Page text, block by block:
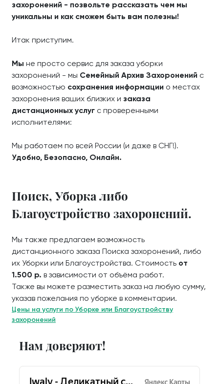
захоронений - позвольте рассказать чем мы
уникальны и как сможем быть вам полезны!
Итак приступим.
Мы не просто сервис для заказа уборки
захоронений - мы Семейный Архив Захоронений с
возможностью сохранения информации о местах
захоронения ваших близких и заказа
дистанционных услуг с проверенными
исполнителями:
Мы работаем по всей России (и даже в СНГ!).
Удобно, Безопасно, Онлайн.
Поиск, Уборка либо
Благоустройство захоронений.
Мы также предлагаем возможность
дистанционного заказа Поиска захоронений, либо
их Уборки или Благоустройства. Стоимость от
1.500 р. в зависимости от объёма работ.
Также вы можете разместить заказ на любую сумму,
указав пожелания по уборке в комментарии.
Цены на услуги по Уборке или Благоустройству
захоронений
Нам доверяют!